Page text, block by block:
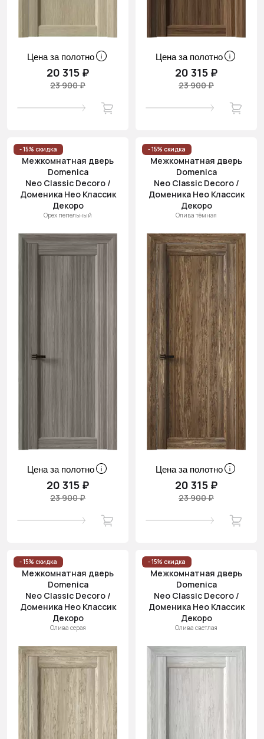
Цена за полотно
20 315 ₽
23 900 ₽
Цена за полотно
20 315 ₽
23 900 ₽
- 15% скидка
Межкомнатная дверь
Domenica
Neo Classic Decoro /
Доменика Нео Классик
Декоро
Орех пепельный
Цена за полотно
20 315 ₽
23 900 ₽
- 15% скидка
Межкомнатная дверь
Domenica
Neo Classic Decoro /
Доменика Нео Классик
Декоро
Олива тёмная
Цена за полотно
20 315 ₽
23 900 ₽
- 15% скидка
Межкомнатная дверь
Domenica
Neo Classic Decoro /
Доменика Нео Классик
Декоро
Олива серая
- 15% скидка
Межкомнатная дверь
Domenica
Neo Classic Decoro /
Доменика Нео Классик
Декоро
Олива светлая